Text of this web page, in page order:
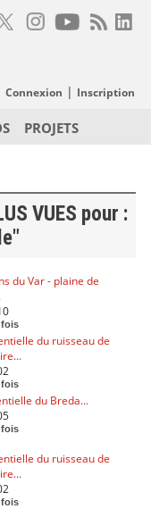
Connexion | Inscription
PROJETS
VUES pour :
du Var - plaine de
fois
du ruisseau de
fois
du Breda...
fois
du ruisseau de
fois